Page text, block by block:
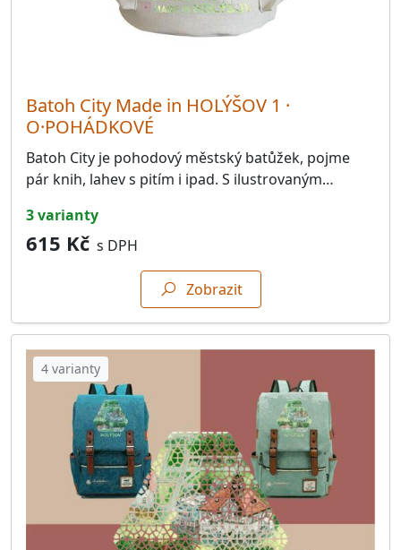
Batoh City Made in HOLÝŠOV 1 ·
O·POHÁDKOVÉ
Batoh City je pohodový městský batůžek, pojme
pár knih, lahev s pitím i ipad. S ilustrovaným…
3 varianty
615 Kč s DPH
Zobrazit
4 varianty